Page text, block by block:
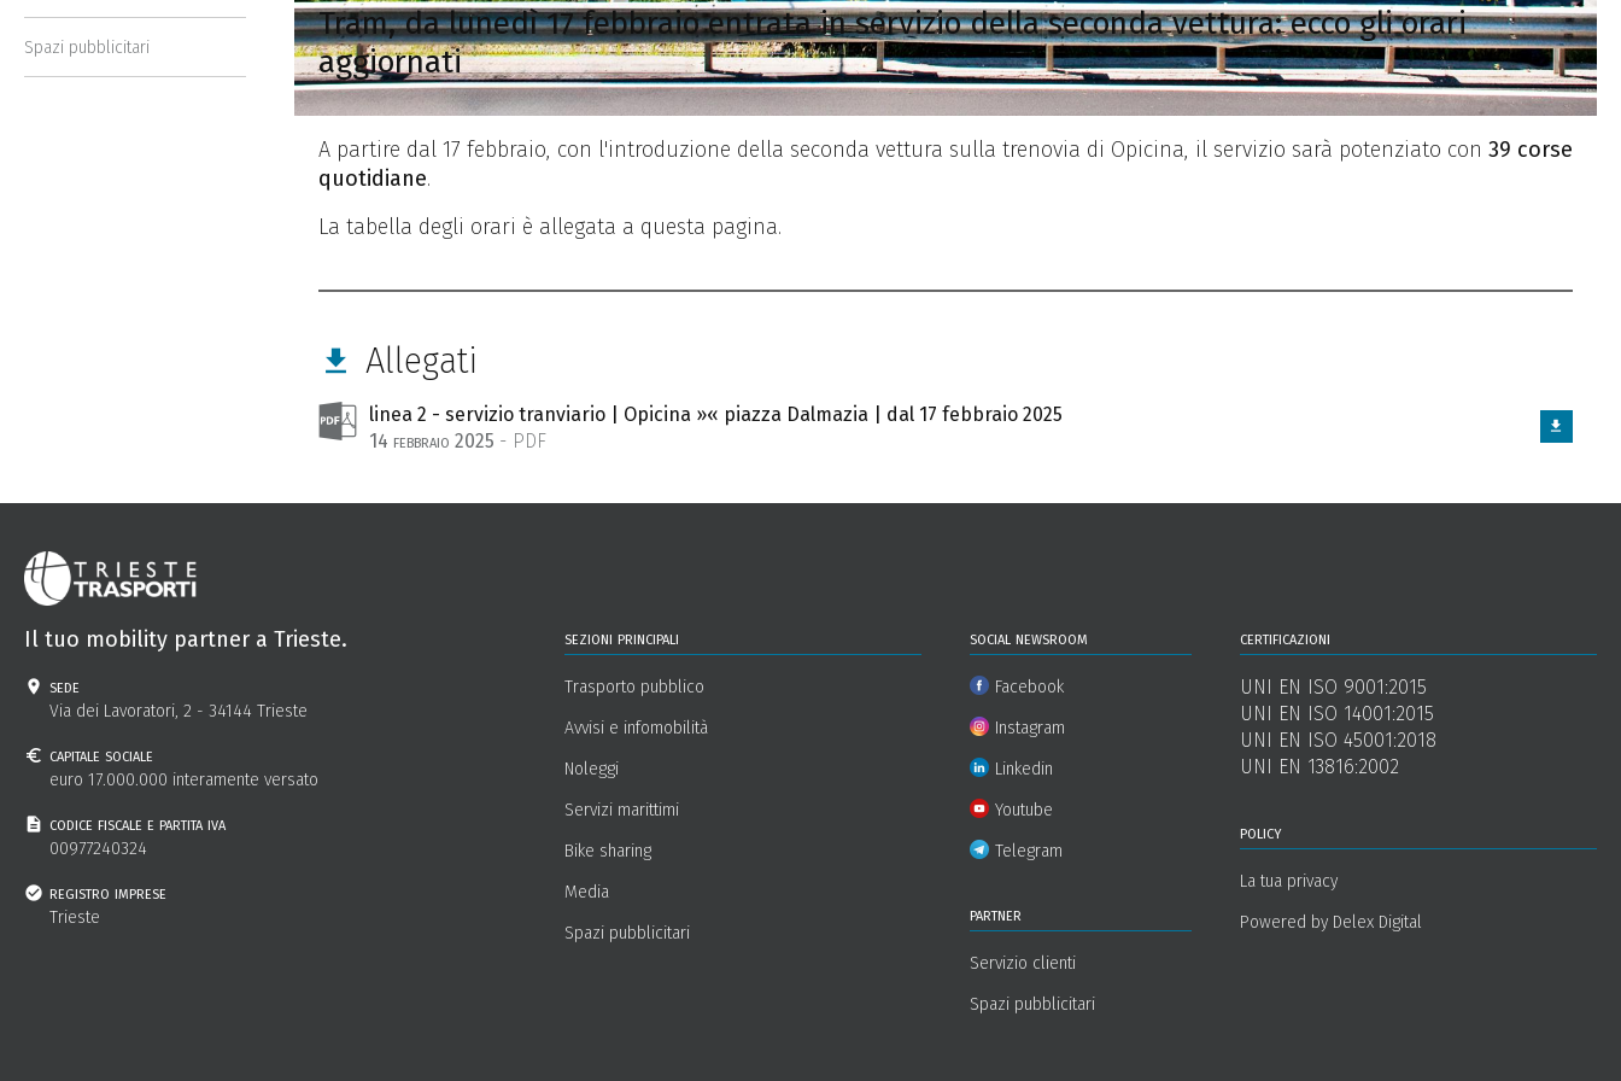
Spazi pubblicitari
Tram, da lunedì 17 febbraio entrata in servizio della seconda vettura: ecco gli orari
aggiornati
A partire dal 17 febbraio, con l'introduzione della seconda vettura sulla trenovia di Opicina, il servizio sarà potenziato con 39 corse
quotidiane.
La tabella degli orari è allegata a questa pagina.
Allegati
linea 2 - servizio tranviario | Opicina »« piazza Dalmazia | dal 17 febbraio 2025
14 febbraio 2025 - PDF
Il tuo mobility partner a Trieste.
sede
Via dei Lavoratori, 2 - 34144 Trieste
capitale sociale
euro 17.000.000 interamente versato
codice fiscale e partita iva
00977240324
registro imprese
Trieste
sezioni principali
Trasporto pubblico
Avvisi e infomobilità
Noleggi
Servizi marittimi
Bike sharing
Media
Spazi pubblicitari
social newsroom
Facebook
Instagram
Linkedin
Youtube
Telegram
partner
Servizio clienti
Spazi pubblicitari
certificazioni
UNI EN ISO 9001:2015
UNI EN ISO 14001:2015
UNI EN ISO 45001:2018
UNI EN 13816:2002
policy
La tua privacy
Powered by Delex Digital